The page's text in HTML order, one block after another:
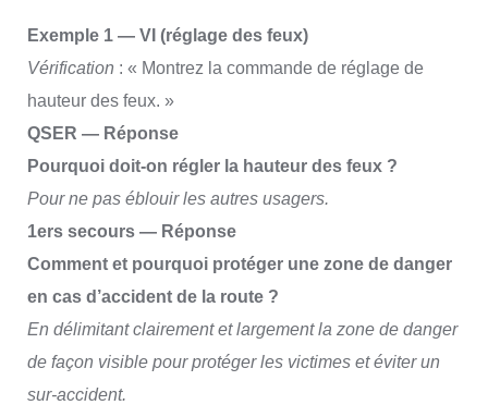
Exemple 1 — VI (réglage des feux)
Vérification : « Montrez la commande de réglage de
hauteur des feux. »
QSER — Réponse
Pourquoi doit-on régler la hauteur des feux ?
Pour ne pas éblouir les autres usagers.
1ers secours — Réponse
Comment et pourquoi protéger une zone de danger
en cas d’accident de la route ?
En délimitant clairement et largement la zone de danger
de façon visible pour protéger les victimes et éviter un
sur-accident.